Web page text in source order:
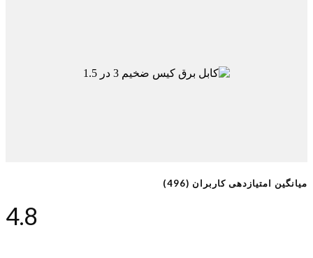
میانگین امتیازدهی کاربران (496)
4.8